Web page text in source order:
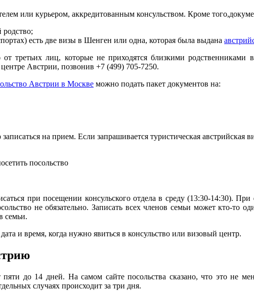
или курьером, аккредитованным консульством. Кроме
есть две визы в Шенген или одна, которая была выдана
лиц, которые не приходятся близкими родственниками
Австрии, позвонив +7 (499) 705-7250.
Австрии в Москве можно подать пакет документов на:
на прием. Если запрашивается туристическая австрийская
посольство
при посещении консульского отдела в среду (13:30-14:30).
не обязательно. Записать всех членов семьи может кто-
семьи.
и время, когда нужно явиться в консульство или визовый центр.
до 14 дней. На самом сайте посольства сказано, что это не
случаях происходит за три дня.